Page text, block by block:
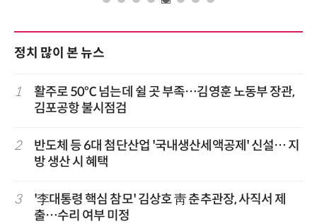
정치 많이 본 뉴스
1
활주로 50℃ 넘는데 쉴 곳 부족…김영훈 노동부 장관,
김포공항 불시점검
2
반도체 등 6대 첨단산업 '국내생산세액공제' 신설… 지
방 생산 시 혜택
3
'李대통령 핵심 참모' 김상호 靑 춘추관장, 사직서 제
출…수리 여부 미정